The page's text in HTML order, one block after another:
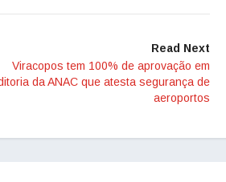
Read Next
Viracopos tem 100% de aprovação em
da ANAC que atesta segurança de
aeroportos